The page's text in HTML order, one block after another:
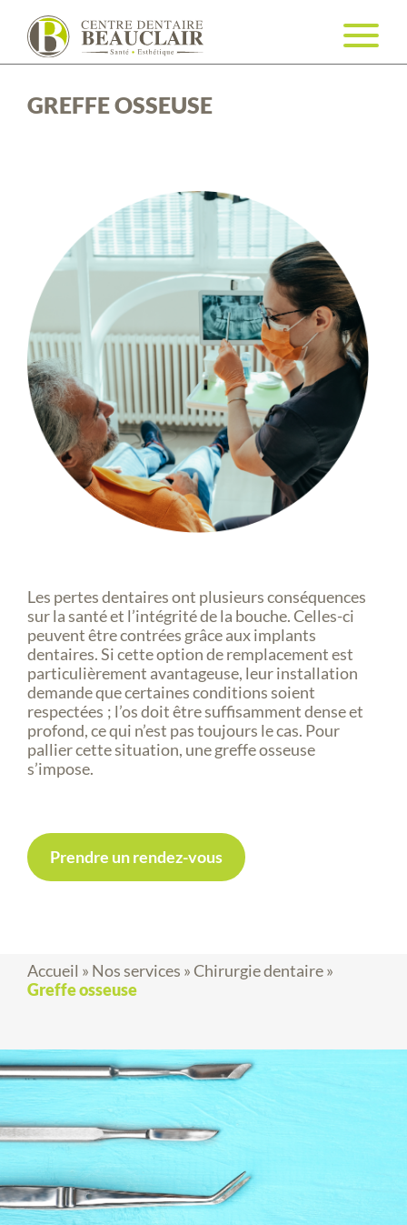
GREFFE OSSEUSE
Les pertes dentaires ont plusieurs conséquences
sur la santé et l’intégrité de la bouche. Celles-ci
peuvent être contrées grâce aux implants
dentaires. Si cette option de remplacement est
particulièrement avantageuse, leur installation
demande que certaines conditions soient
respectées ; l’os doit être suffisamment dense et
profond, ce qui n’est pas toujours le cas. Pour
pallier cette situation, une greffe osseuse
s’impose.
Prendre un rendez-vous
Accueil » Nos services »Chirurgie dentaire»
Greffe osseuse